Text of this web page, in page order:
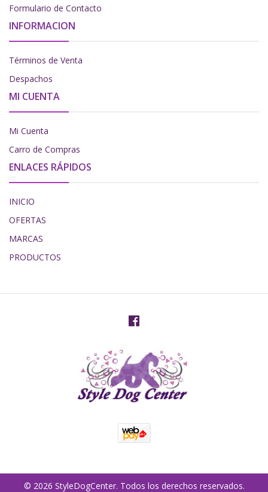
Formulario de Contacto
INFORMACION
Términos de Venta
Despachos
MI CUENTA
Mi Cuenta
Carro de Compras
ENLACES RÁPIDOS
INICIO
OFERTAS
MARCAS
PRODUCTOS
© 2026 StyleDogCenter. Todos los derechos reservados.